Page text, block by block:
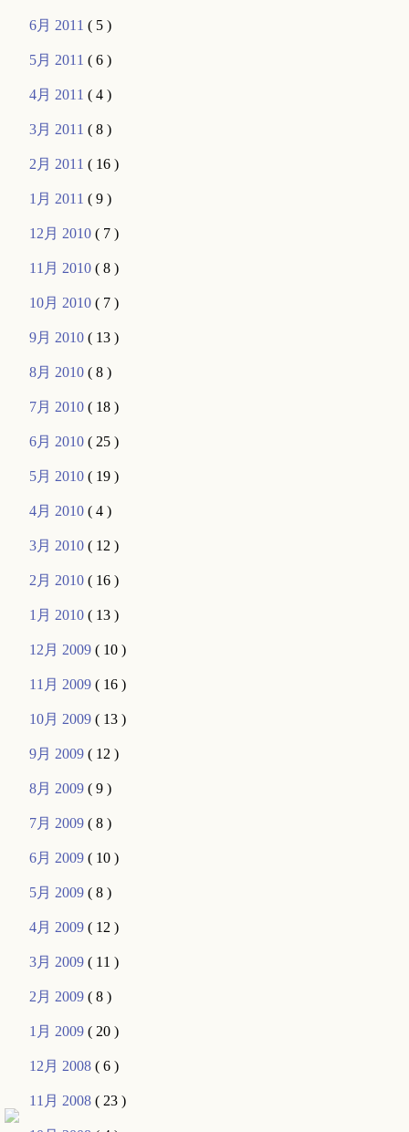
6月 2011( 5 )
5月 2011( 6 )
4月 2011( 4 )
3月 2011( 8 )
2月 2011( 16 )
1月 2011( 9 )
12月 2010( 7 )
11月 2010( 8 )
10月 2010( 7 )
9月 2010( 13 )
8月 2010( 8 )
7月 2010( 18 )
6月 2010( 25 )
5月 2010( 19 )
4月 2010( 4 )
3月 2010( 12 )
2月 2010( 16 )
1月 2010( 13 )
12月 2009( 10 )
11月 2009( 16 )
10月 2009( 13 )
9月 2009( 12 )
8月 2009( 9 )
7月 2009( 8 )
6月 2009( 10 )
5月 2009( 8 )
4月 2009( 12 )
3月 2009( 11 )
2月 2009( 8 )
1月 2009( 20 )
12月 2008( 6 )
11月 2008( 23 )